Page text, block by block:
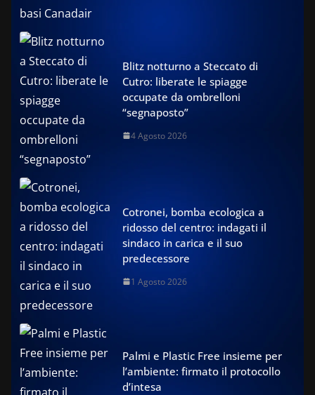
Blitz notturno a Steccato di
Cutro: liberate le spiagge
occupate da ombrelloni
“segnaposto”
4 Agosto 2026
Cotronei, bomba ecologica a
ridosso del centro: indagati il
sindaco in carica e il suo
predecessore
1 Agosto 2026
Palmi e Plastic Free insieme per
l’ambiente: firmato il protocollo
d’intesa